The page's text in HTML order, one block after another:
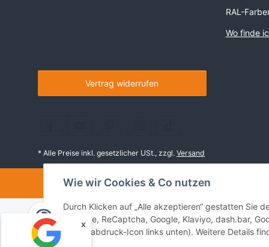
Wie wir Cookies & Co nutzen
Durch Klicken auf „Alle akzeptieren“ gestatten Sie
YouTube, ReCaptcha, Google, Klaviyo, dash.bar,
(Fingerabdruck-Icon links unten). Weitere Details
RAL-
Wo finde
Vertrag widerrufen
* Alle Preise inkl. gesetzlicher USt., zzgl. Versand
x